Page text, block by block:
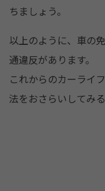
ちましょう。
以上のように、車の
通違反があります。
これからのカーライ
法をおさらいしてみ